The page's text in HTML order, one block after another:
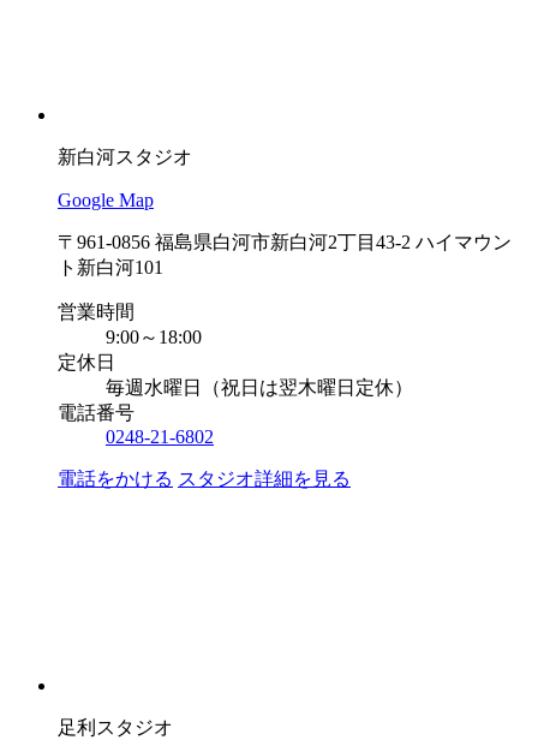
新白河スタジオ
Google Map
〒961-0856 福島県白河市新白河2丁目43-2 ハイマウン
ト新白河101
営業時間
9:00～18:00
定休日
毎週水曜日（祝日は翌木曜日定休）
電話番号
0248-21-6802
電話をかける スタジオ詳細を見る
足利スタジオ